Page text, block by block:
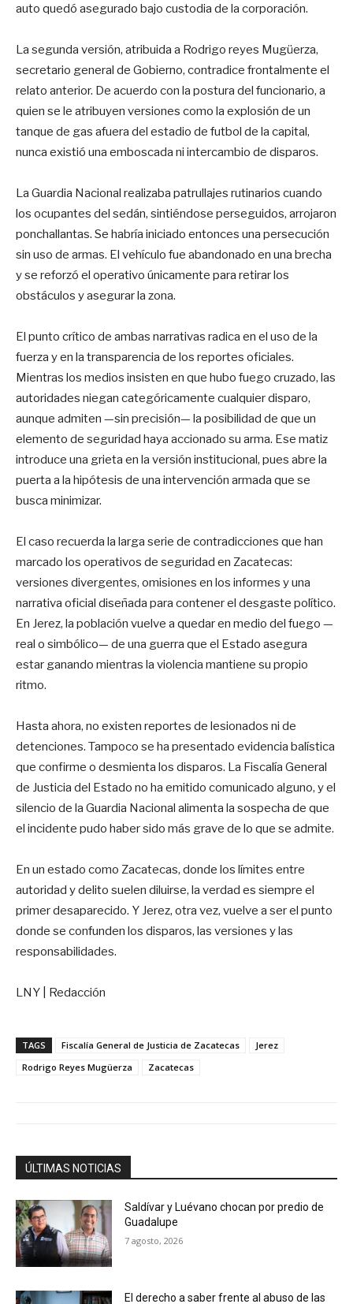
auto quedó asegurado bajo custodia de la corporación.
La segunda versión, atribuida a Rodrigo reyes Mugüerza,
secretario general de Gobierno, contradice frontalmente el
relato anterior. De acuerdo con la postura del funcionario, a
quien se le atribuyen versiones como la explosión de un
tanque de gas afuera del estadio de futbol de la capital,
nunca existió una emboscada ni intercambio de disparos.
La Guardia Nacional realizaba patrullajes rutinarios cuando
los ocupantes del sedán, sintiéndose perseguidos, arrojaron
ponchallantas. Se habría iniciado entonces una persecución
sin uso de armas. El vehículo fue abandonado en una brecha
y se reforzó el operativo únicamente para retirar los
obstáculos y asegurar la zona.
El punto crítico de ambas narrativas radica en el uso de la
fuerza y en la transparencia de los reportes oficiales.
Mientras los medios insisten en que hubo fuego cruzado, las
autoridades niegan categóricamente cualquier disparo,
aunque admiten —sin precisión— la posibilidad de que un
elemento de seguridad haya accionado su arma. Ese matiz
introduce una grieta en la versión institucional, pues abre la
puerta a la hipótesis de una intervención armada que se
busca minimizar.
El caso recuerda la larga serie de contradicciones que han
marcado los operativos de seguridad en Zacatecas:
versiones divergentes, omisiones en los informes y una
narrativa oficial diseñada para contener el desgaste político.
En Jerez, la población vuelve a quedar en medio del fuego —
real o simbólico— de una guerra que el Estado asegura
estar ganando mientras la violencia mantiene su propio
ritmo.
Hasta ahora, no existen reportes de lesionados ni de
detenciones. Tampoco se ha presentado evidencia balística
que confirme o desmienta los disparos. La Fiscalía General
de Justicia del Estado no ha emitido comunicado alguno, y el
silencio de la Guardia Nacional alimenta la sospecha de que
el incidente pudo haber sido más grave de lo que se admite.
En un estado como Zacatecas, donde los límites entre
autoridad y delito suelen diluirse, la verdad es siempre el
primer desaparecido. Y Jerez, otra vez, vuelve a ser el punto
donde se confunden los disparos, las versiones y las
responsabilidades.
LNY | Redacción
TAGS Fiscalía General de Justicia de Zacatecas
Jerez
Rodrigo Reyes Mugüerza
Zacatecas
ÚLTIMAS NOTICIAS
Saldívar y Luévano chocan por predio de
Guadalupe
7 agosto, 2026
El derecho a saber frente al abuso de las